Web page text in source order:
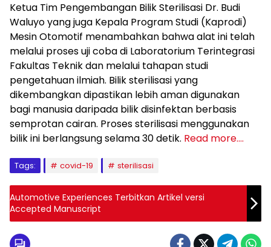
Ketua Tim Pengembangan Bilik Sterilisasi Dr. Budi
Waluyo yang juga Kepala Program Studi (Kaprodi)
Mesin Otomotif menambahkan bahwa alat ini telah
melalui proses uji coba di Laboratorium Terintegrasi
Fakultas Teknik dan melalui tahapan studi
pengetahuan ilmiah. Bilik sterilisasi yang
dikembangkan dipastikan lebih aman digunakan
bagi manusia daripada bilik disinfektan berbasis
semprotan cairan. Proses sterilisasi menggunakan
bilik ini berlangsung selama 30 detik. Read more….
Tags: covid-19 sterilisasi
Automotive Experiences Terbitkan Artikel versi
Accepted Manuscript